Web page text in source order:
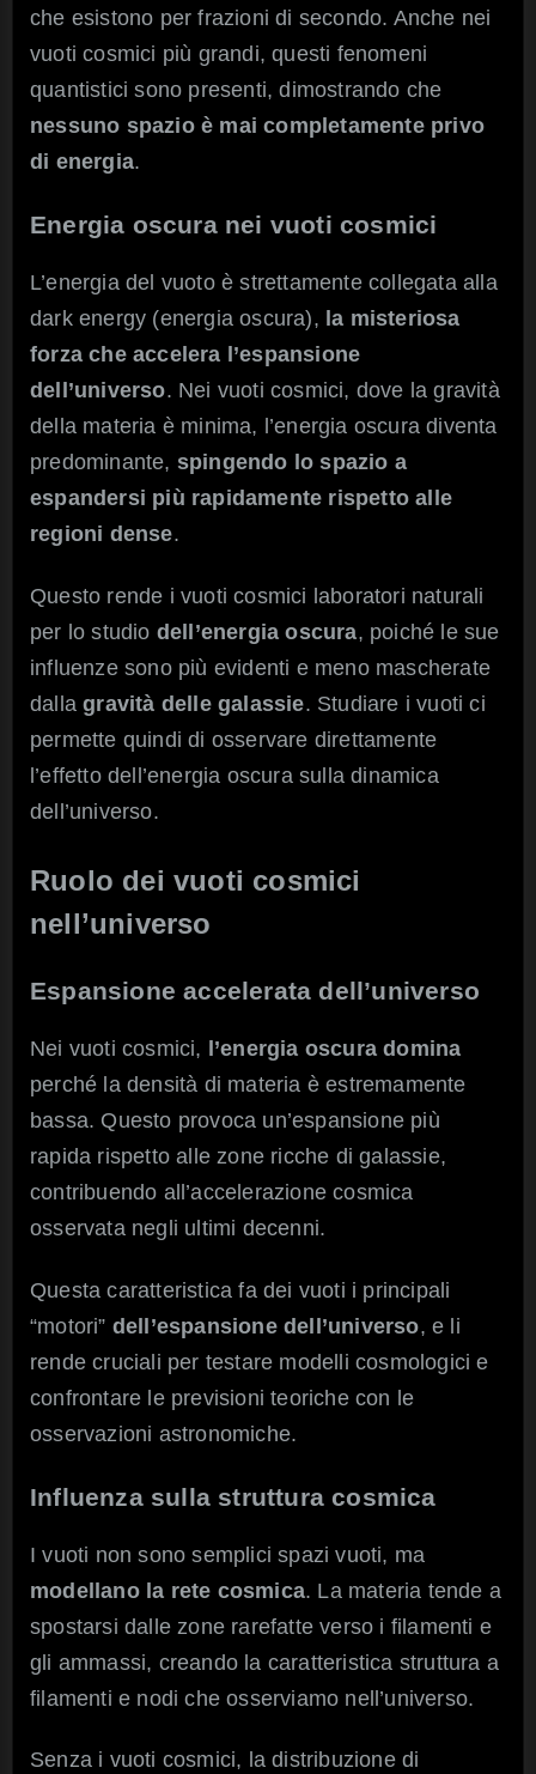
che esistono per frazioni di secondo. Anche nei
vuoti cosmici più grandi, questi fenomeni
quantistici sono presenti, dimostrando che
nessuno spazio è mai completamente privo
di energia.
Energia oscura nei vuoti cosmici
L’energia del vuoto è strettamente collegata alla
dark energy (energia oscura), la misteriosa
forza che accelera l’espansione
dell’universo. Nei vuoti cosmici, dove la gravità
della materia è minima, l’energia oscura diventa
predominante, spingendo lo spazio a
espandersi più rapidamente rispetto alle
regioni dense.
Questo rende i vuoti cosmici laboratori naturali
per lo studio dell’energia oscura, poiché le sue
influenze sono più evidenti e meno mascherate
dallagravità delle galassie. Studiare i vuoti ci
permette quindi di osservare direttamente
l’effetto dell’energia oscura sulla dinamica
dell’universo.
Ruolo dei vuoti cosmici
nell’universo
Espansione accelerata dell’universo
Nei vuoti cosmici, l’energia oscura domina
perché la densità di materia è estremamente
bassa. Questo provoca un’espansione più
rapida rispetto alle zone ricche di galassie,
contribuendo all’accelerazione cosmica
osservata negli ultimi decenni.
Questa caratteristica fa dei vuoti i principali
“motori” dell’espansione dell’universo, e li
rende cruciali per testare modelli cosmologici e
confrontare le previsioni teoriche con le
osservazioni astronomiche.
Influenza sulla struttura cosmica
I vuoti non sono semplici spazi vuoti, ma
modellano la rete cosmica. La materia tende a
spostarsi dalle zone rarefatte verso i filamenti e
gli ammassi, creando la caratteristica struttura a
filamenti e nodi che osserviamo nell’universo.
Senza i vuoti cosmici, la distribuzione di